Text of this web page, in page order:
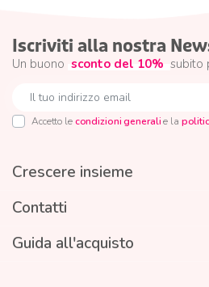
Iscriviti alla nostra
Un buono sconto del 10% subito
Accetto lecondizioni generalie la
Crescere insieme
Contatti
Guida all'acquisto